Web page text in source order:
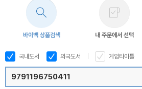
바이백 상품검색 내 주문에서 선택
국내도서 외국도서 게임타이틀